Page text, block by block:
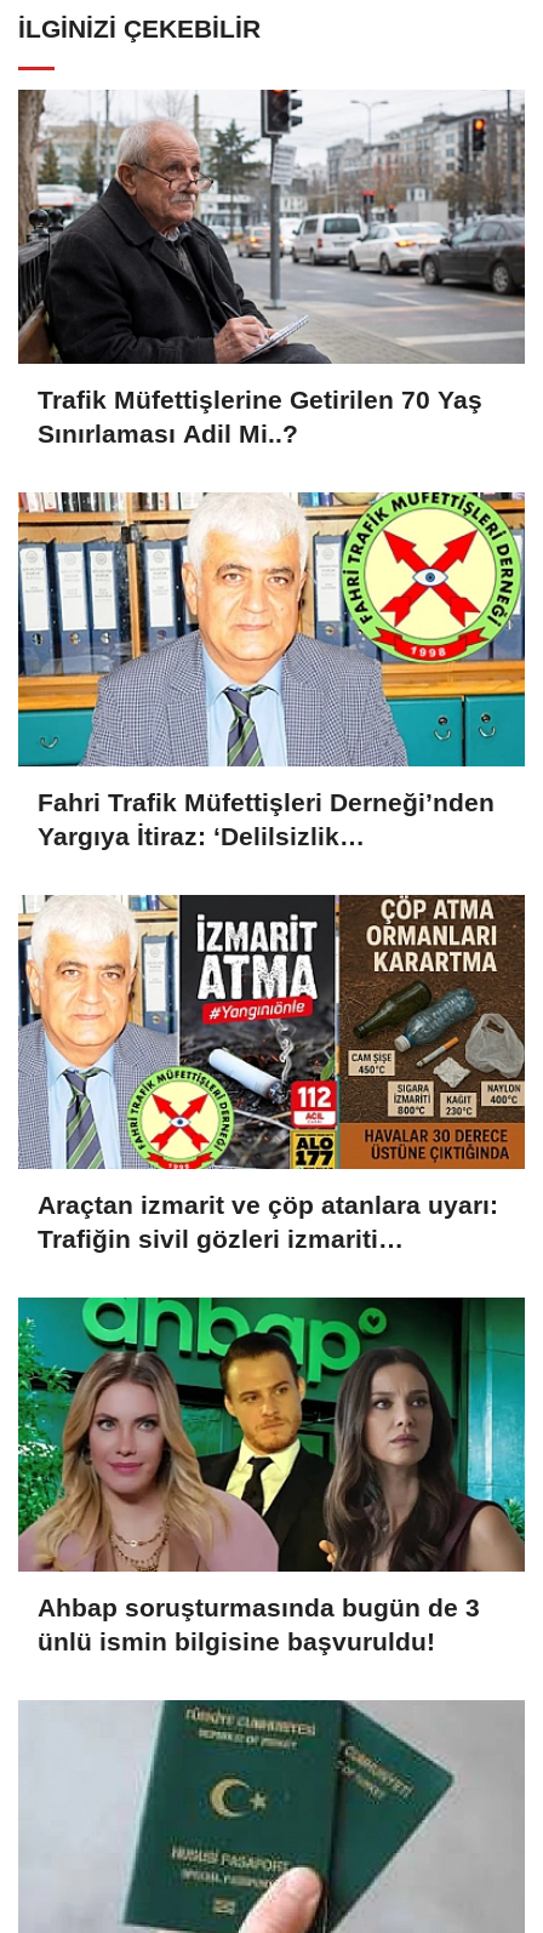
İLGINIZI ÇEKEBILIR
Trafik Müfettişlerine Getirilen 70 Yaş
Sınırlaması Adil Mi..?
Fahri Trafik Müfettişleri Derneği’nden
Yargıya İtiraz: ‘Delilsizlik
Hukuksuzdur’
Araçtan izmarit ve çöp atanlara uyarı:
Trafiğin sivil gözleri izmariti
Ahbap soruşturmasında bugün de 3
ünlü ismin bilgisine başvuruldu!